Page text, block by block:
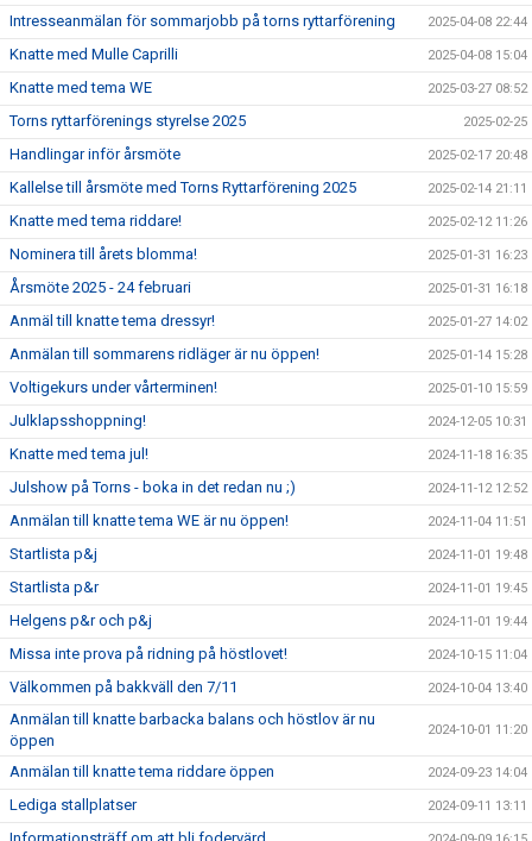
Intresseanmälan för sommarjobb på torns ryttarförening 2025-04-08 22:44
Knatte med Mulle Caprilli 2025-04-08 15:04
Knatte med tema WE 2025-03-27 08:52
Torns ryttarförenings styrelse 2025 2025-02-25
Handlingar inför årsmöte 2025-02-17 20:48
Kallelse till årsmöte med Torns Ryttarförening 2025 2025-02-14 21:11
Knatte med tema riddare! 2025-02-12 11:26
Nominera till årets blomma! 2025-01-31 16:23
Årsmöte 2025 - 24 februari 2025-01-31 16:18
Anmäl till knatte tema dressyr! 2025-01-27 14:02
Anmälan till sommarens ridläger är nu öppen! 2025-01-14 15:28
Voltigekurs under vårterminen! 2025-01-10 15:59
Julklapsshoppning! 2024-12-05 10:31
Knatte med tema jul! 2024-11-18 16:35
Julshow på Torns - boka in det redan nu ;) 2024-11-12 12:52
Anmälan till knatte tema WE är nu öppen! 2024-11-04 11:51
Startlista p&j 2024-11-01 19:48
Startlista p&r 2024-11-01 19:45
Helgens p&r och p&j 2024-11-01 19:44
Missa inte prova på ridning på höstlovet! 2024-10-15 11:04
Välkommen på bakkväll den 7/11 2024-10-04 13:40
Anmälan till knatte barbacka balans och höstlov är nu
öppen
2024-10-01 11:20
Anmälan till knatte tema riddare öppen 2024-09-23 14:04
Lediga stallplatser 2024-09-11 13:11